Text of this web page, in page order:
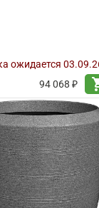
ожидается
94 068 ₽